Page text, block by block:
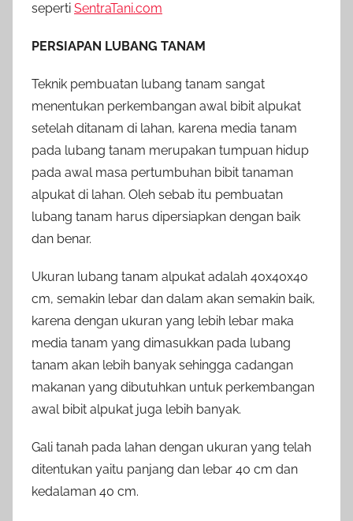
seperti SentraTani.com
PERSIAPAN LUBANG TANAM
Teknik pembuatan lubang tanam sangat
menentukan perkembangan awal bibit alpukat
setelah ditanam di lahan, karena media tanam
pada lubang tanam merupakan tumpuan hidup
pada awal masa pertumbuhan bibit tanaman
alpukat di lahan. Oleh sebab itu pembuatan
lubang tanam harus dipersiapkan dengan baik
dan benar.
Ukuran lubang tanam alpukat adalah 40x40x40
cm, semakin lebar dan dalam akan semakin baik,
karena dengan ukuran yang lebih lebar maka
media tanam yang dimasukkan pada lubang
tanam akan lebih banyak sehingga cadangan
makanan yang dibutuhkan untuk perkembangan
awal bibit alpukat juga lebih banyak.
Gali tanah pada lahan dengan ukuran yang telah
ditentukan yaitu panjang dan lebar 40 cm dan
kedalaman 40 cm.